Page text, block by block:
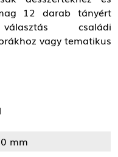
12 darab tányért
családi
vagy tematikus
mm